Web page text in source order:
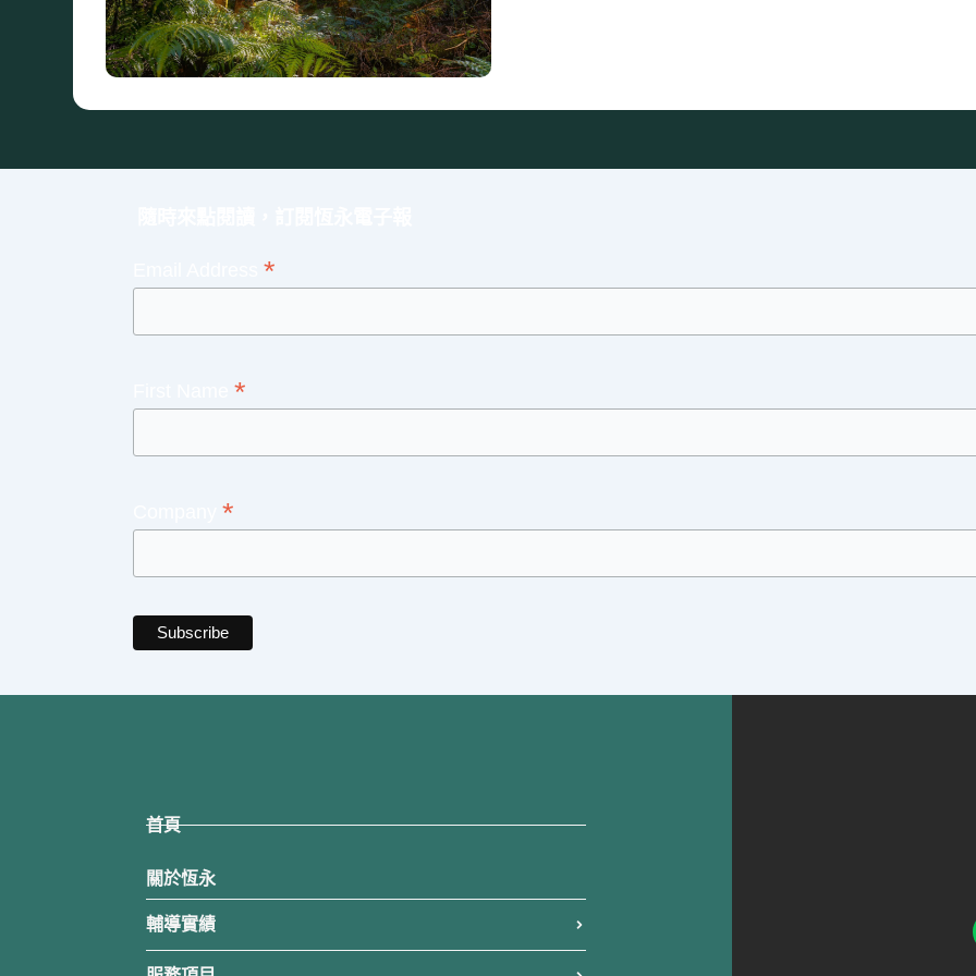
*
*
*
首頁
關於恆永
輔導實績